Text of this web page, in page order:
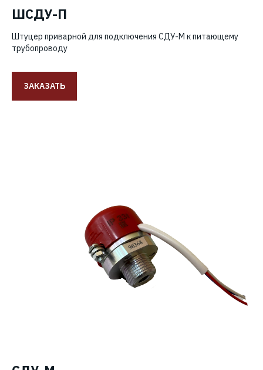
ШСДУ-П
Штуцер приварной для подключения СДУ-М к питающему
трубопроводу
ЗАКАЗАТЬ